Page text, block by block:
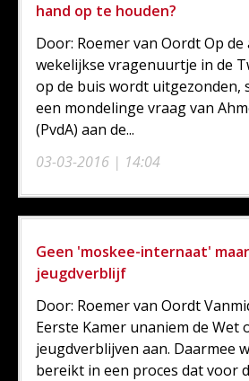
hand op te houden?
03-03-2016 | 14:04
Door: Roemer van Oordt Op
wekelijkse vragenuurtje in de
op de buis wordt uitgezonden,
een mondelinge vraag van
(PvdA) aan de...
Geen 'moskee-internaat'
jeugdverblijf
Door: Roemer van Oordt
Eerste Kamer unaniem de Wet
jeugdverblijven aan. Daarmee
bereikt in een proces dat voor